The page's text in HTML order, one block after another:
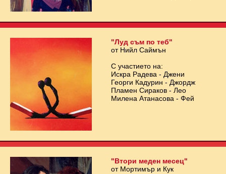
"Луд съм по теб"
от Нийл Саймън
С участието на:
Искра Радева - Джени
Георги Кадурин - Джордж
Пламен Сираков - Лео
Милена Атанасова - Фей
"Втори меден месец"
от Мортимър и Кук